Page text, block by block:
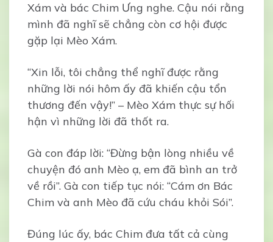
Xám và bác Chim Ưng nghe. Cậu nói rằng
mình đã nghĩ sẽ chẳng còn cơ hội được
gặp lại Mèo Xám.
“Xin lỗi, tôi chẳng thể nghĩ được rằng
những lời nói hôm ấy đã khiến cậu tổn
thương đến vậy!” – Mèo Xám thực sự hối
hận vì những lời đã thốt ra.
Gà con đáp lời: “Đừng bận lòng nhiều về
chuyện đó anh Mèo ạ, em đã bình an trở
về rồi”. Gà con tiếp tục nói: “Cám ơn Bác
Chim và anh Mèo đã cứu cháu khỏi Sói”.
Đúng lúc ấy, bác Chim đưa tất cả cùng